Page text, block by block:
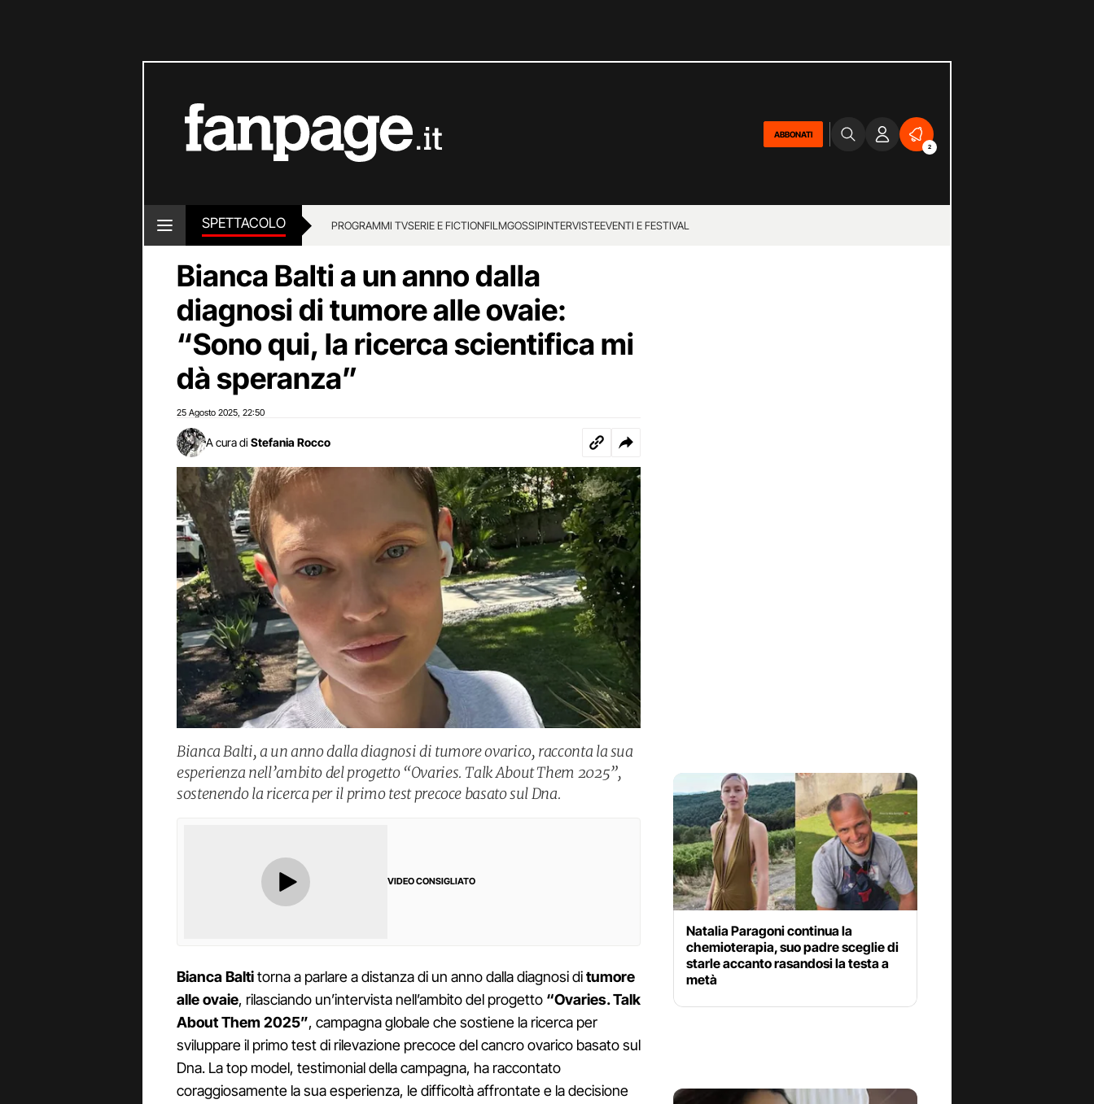
ABBONATI
2
SPETTACOLO PROGRAMMI TVSERIE E FICTIONFILMGOSSIPINTERVISTEEVENTI E FESTIVAL
Bianca Balti a un anno dalla
diagnosi di tumore alle ovaie:
“Sono qui, la ricerca scientifica mi
dà speranza”
25 Agosto 2025 22:50
A cura di Stefania Rocco
Bianca Balti, a un anno dalla diagnosi di tumore ovarico, racconta la sua
esperienza nell’ambito del progetto “Ovaries. Talk About Them 2025”,
sostenendo la ricerca per il primo test precoce basato sul Dna.
VIDEO CONSIGLIATO
Bianca Baltitorna a parlare a distanza di un anno dalla diagnosi ditumore
alle ovaie, rilasciando un’intervista nell’ambito del progetto “Ovaries. Talk
About Them 2025”, campagna globale che sostiene la ricerca per
sviluppare il primo test di rilevazione precoce del cancro ovarico basato sul
Dna. La top model, testimonial della campagna, ha raccontato
coraggiosamente la sua esperienza, le difficoltà affrontate e la decisione
Natalia Paragoni continua la
chemioterapia, suo padre sceglie di
starle accanto rasandosi la testa a
metà